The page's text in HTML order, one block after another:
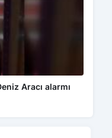
Aracı alarmı